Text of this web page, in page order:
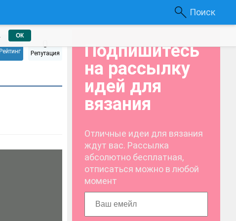
Поиск
0
Рейтинг
0
Репутация
Подпишитесь
на рассылку
идей для
вязания
Отличные идеи для вязания
ждут вас. Рассылка
абсолютно бесплатная,
отписаться можно в любой
момент
ОК